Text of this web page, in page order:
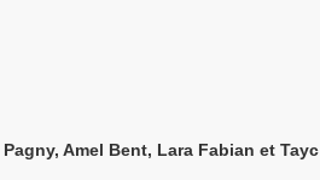
Amel Bent, Lara Fabian et Tayc